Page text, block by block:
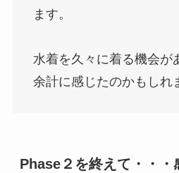
ます。
水着を久々に着る機会が
余計に感じたのかもしれ
Phase２を終えて・・・